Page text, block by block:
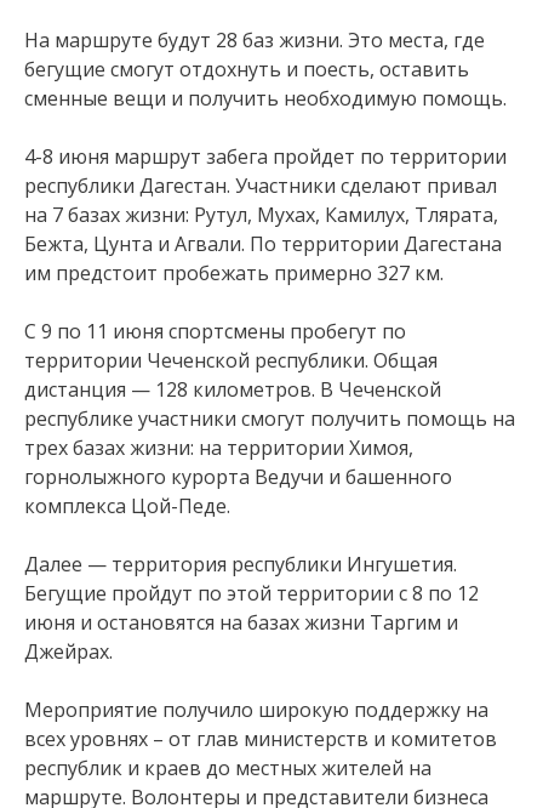
На маршруте будут 28 баз жизни. Это места, где
бегущие смогут отдохнуть и поесть, оставить
сменные вещи и получить необходимую помощь.
4-8 июня маршрут забега пройдет по территории
республики Дагестан. Участники сделают привал
на 7 базах жизни: Рутул, Мухах, Камилух, Тлярата,
Бежта, Цунта и Агвали. По территории Дагестана
им предстоит пробежать примерно 327 км.
С 9 по 11 июня спортсмены пробегут по
территории Чеченской республики. Общая
дистанция — 128 километров. В Чеченской
республике участники смогут получить помощь на
трех базах жизни: на территории Химоя,
горнолыжного курорта Ведучи и башенного
комплекса Цой-Педе.
Далее — территория республики Ингушетия.
Бегущие пройдут по этой территории с 8 по 12
июня и остановятся на базах жизни Таргим и
Джейрах.
Мероприятие получило широкую поддержку на
всех уровнях – от глав министерств и комитетов
республик и краев до местных жителей на
маршруте. Волонтеры и представители бизнеса